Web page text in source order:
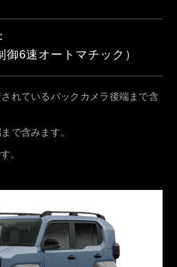
6速オートマチック）
れているバックカメラ後端まで含
で含みます。
。